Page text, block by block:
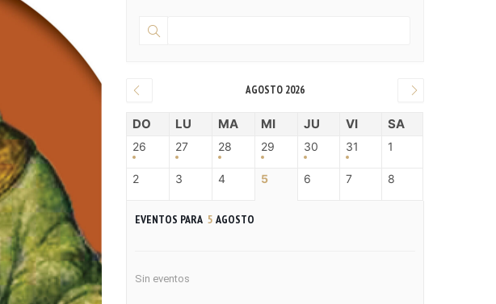
AGOSTO 2026
DO LU MA MI JU VI SA
26 27 28 29 30 31 1
2 3 4 5 6 7 8
EVENTOS PARA 5 AGOSTO
Sin eventos